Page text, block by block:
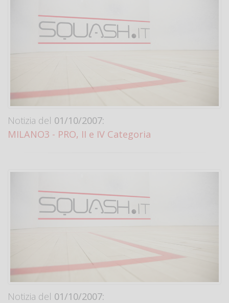
Notizia del 01/10/2007:
MILANO3 - PRO, II e IV Categoria
Notizia del 01/10/2007: